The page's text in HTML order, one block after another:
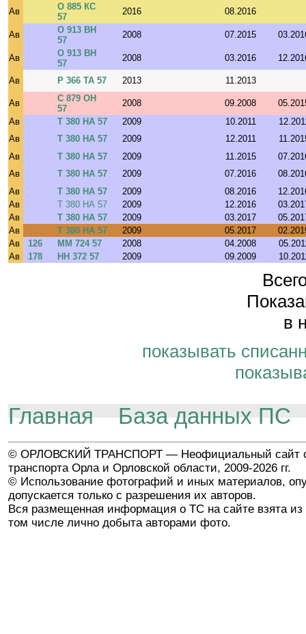
Ав
О 885 КС
57
2016 08.2016
Ав
О 913 ВН
57
2008 07.2015
Ав
О 913 ВН
57
2008 03.2016
Ав Р 366 ТА 57 2013 11.2013
Ав
С 879 ОН
57
2008 09.2008
Ав
Т 380 НА 57 2009 10.2011
Ав
Т 380 НА 57 2009 12.2011
Ав
Т 380 НА 57 2009 11.2015
Ав
Т 380 НА 57 2009 07.2016
Ав
Т 380 НА 57 2009 08.2016
Ав
Т 380 НА 57 2009 12.2016
Ав
Т 380 НА 57 2009 03.2017
Ав
Т 380 НА 57 2009 05.2017
Ав
126 ММ 724 57 2008 04.2008
Ав
178 НН 372 57 2009 09.2009
в
показывать
Главная База данных ПС
© ОРЛОВСКИЙ ТРАНСПОРТ — Неофициальный сайт
транспорта Орла и Орловской области, 2009-2026 гг.
© Использование фотографий и иных материалов,
допускается только с разрешения их авторов.
Вся размещенная информация о ТС на сайте взята из
том числе лично добыта авторами фото.